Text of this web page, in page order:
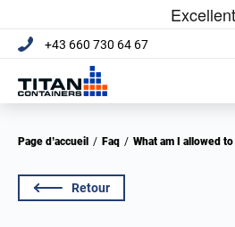
+43 660 730 64 67
Page d’accueil / Faq / What am I allowed
Retour